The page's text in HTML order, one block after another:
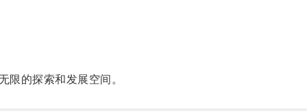
的探索和发展空间。